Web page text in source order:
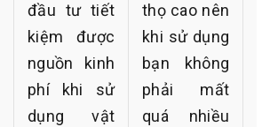
đầu tư tiết
kiệm được
nguồn kinh
phí khi sử
dụng vật
thọ cao nên
khi sử dụng
bạn không
phải mất
quá nhiều